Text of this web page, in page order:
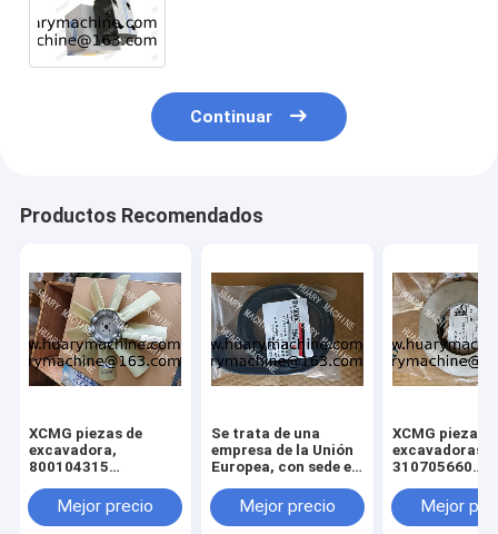
Continuar
Productos Recomendados
XCMG piezas de
excavadora,
800104315
xcmg xe 130 xe 150
Mejor precio
Se trata de una
empresa de la Unión
Europea, con sede en
Mejor precio
XCMG piezas
excavadoras,
310705660
3299000666
329900710
Mejor